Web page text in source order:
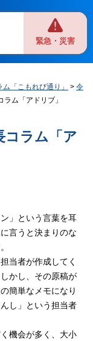
緊急・災害
「こもれび通り」 >令
ム「アドリブ」
コラム「ア
」という言葉を耳
言うと決まりのな
当者が作成してく
かし、その原稿が
簡単なメモになり
し」という担当者
機会が多く、大小